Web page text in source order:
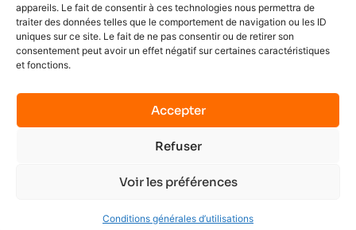
appareils. Le fait de consentir à ces technologies nous permettra de
traiter des données telles que le comportement de navigation ou les ID
uniques sur ce site. Le fait de ne pas consentir ou de retirer son
consentement peut avoir un effet négatif sur certaines caractéristiques
et fonctions.
Accepter
Refuser
Voir les préférences
Conditions générales d’utilisations
Nous trouver
3 Rue de la Pie 1 er étage,
76000 Rouen
No data was found
Terms of ServicePrivacy PolicyPlan du site